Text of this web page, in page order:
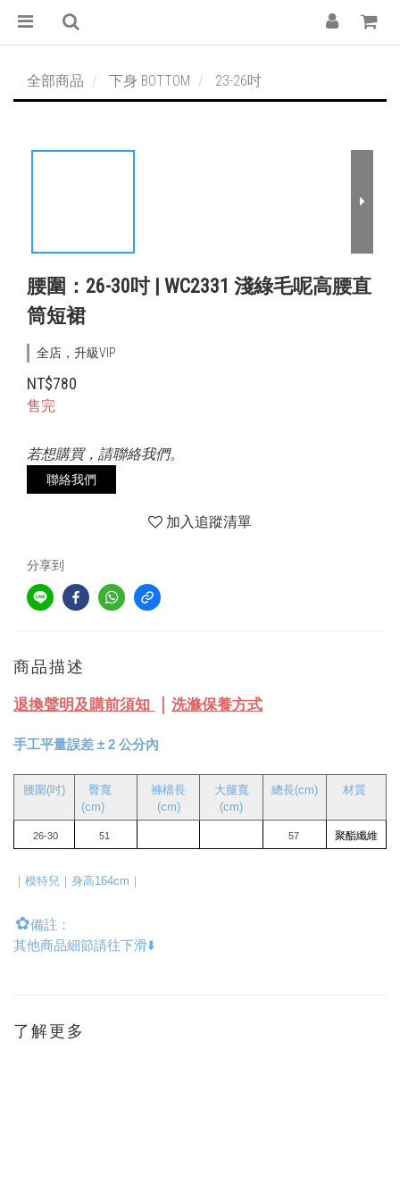
全部商品 下身 BOTTOM 23-26吋
腰圍：26-30吋 | WC2331 淺綠毛呢高腰直
筒短裙
全店，升級VIP
NT$780
售完
若想購買，請聯絡我們。
聯絡我們
加入追蹤清單
分享到
商品描述
退換聲明及購前須知 洗滌保養方式
手工平量誤差 ± 2 公分內
腰圍(吋)
臀寬
(cm)
褲檔長
(cm)
大腿寬
(cm)
總長(cm) 材質
26-30 51 57 聚酯纖維
｜模特兒｜身高164cm｜
✿備註：
其他商品細節請往下滑⬇️
了解更多